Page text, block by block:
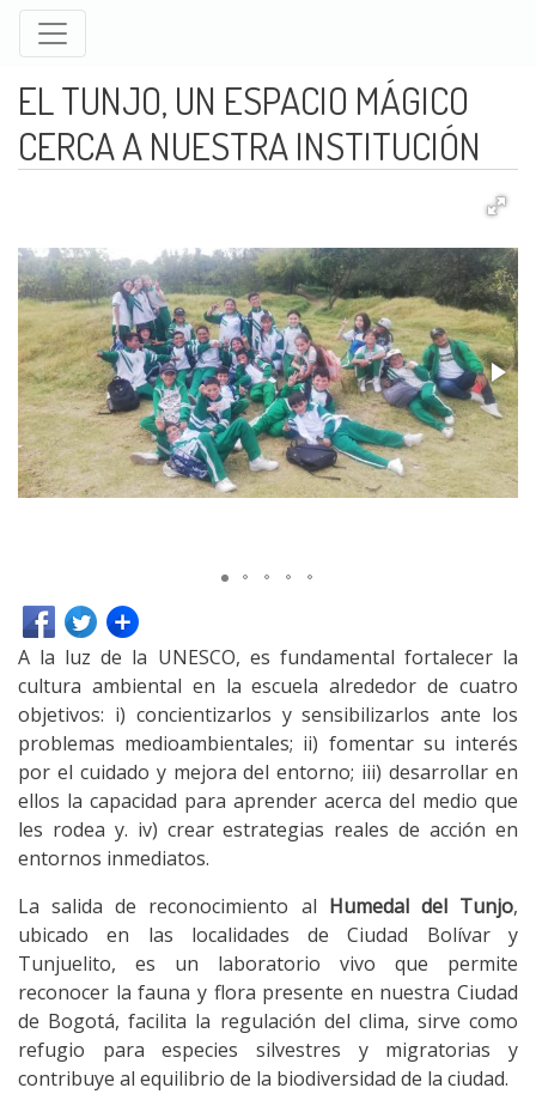
principal
EL TUNJO, UN ESPACIO MÁGICO
CERCA A NUESTRA INSTITUCIÓN
A la luz de la UNESCO, es fundamental fortalecer la
cultura ambiental en la escuela alrededor de cuatro
objetivos: i) concientizarlos y sensibilizarlos ante los
problemas medioambientales; ii) fomentar su interés
por el cuidado y mejora del entorno; iii) desarrollar en
ellos la capacidad para aprender acerca del medio que
les rodea y. iv) crear estrategias reales de acción en
entornos inmediatos.
La salida de reconocimiento al Humedal del Tunjo,
ubicado en las localidades de Ciudad Bolívar y
Tunjuelito, es un laboratorio vivo que permite
reconocer la fauna y flora presente en nuestra Ciudad
de Bogotá, facilita la regulación del clima, sirve como
refugio para especies silvestres y migratorias y
contribuye al equilibrio de la biodiversidad de la ciudad.